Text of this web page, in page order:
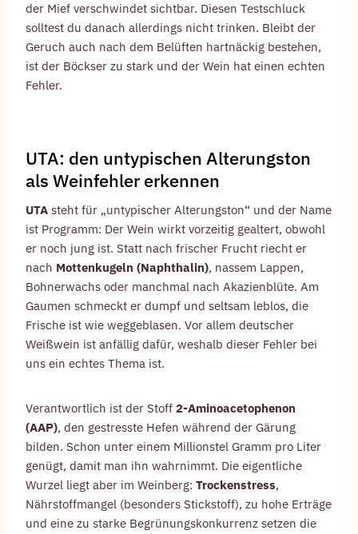
der Mief verschwindet sichtbar. Diesen Testschluck
solltest du danach allerdings nicht trinken. Bleibt der
Geruch auch nach dem Belüften hartnäckig bestehen,
ist der Böckser zu stark und der Wein hat einen echten
Fehler.
UTA: den untypischen Alterungston
als Weinfehler erkennen
UTA steht für „untypischer Alterungston“ und der Name
ist Programm: Der Wein wirkt vorzeitig gealtert, obwohl
er noch jung ist. Statt nach frischer Frucht riecht er
nach Mottenkugeln (Naphthalin), nassem Lappen,
Bohnerwachs oder manchmal nach Akazienblüte. Am
Gaumen schmeckt er dumpf und seltsam leblos, die
Frische ist wie weggeblasen. Vor allem deutscher
Weißwein ist anfällig dafür, weshalb dieser Fehler bei
uns ein echtes Thema ist.
Verantwortlich ist der Stoff 2-Aminoacetophenon
(AAP), den gestresste Hefen während der Gärung
bilden. Schon unter einem Millionstel Gramm pro Liter
genügt, damit man ihn wahrnimmt. Die eigentliche
Wurzel liegt aber im Weinberg: Trockenstress,
Nährstoffmangel (besonders Stickstoff), zu hohe Erträge
und eine zu starke Begrünungskonkurrenz setzen die